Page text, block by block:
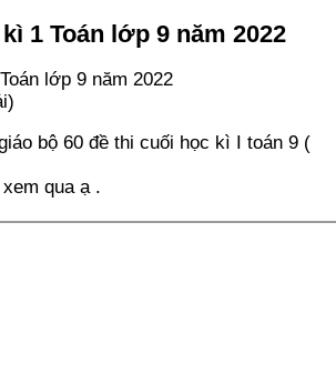
1 Toán lớp 9 năm 2022
lớp 9 năm 2022
bộ 60 đề thi cuối học kì I toán 9 (
qua ạ .